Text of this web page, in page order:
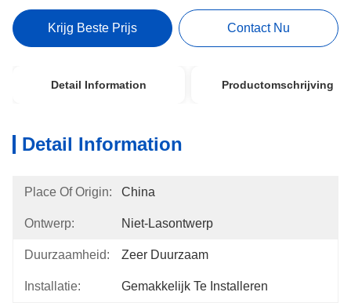
Krijg Beste Prijs Contact Nu
Detail Information Productomschrijving
Detail Information
Place Of Origin: China
Ontwerp: Niet-Lasontwerp
Duurzaamheid: Zeer Duurzaam
Installatie: Gemakkelijk Te Installeren